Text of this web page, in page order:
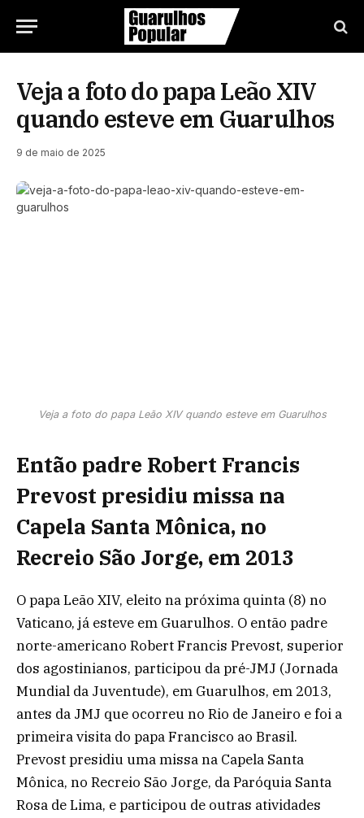
Veja a foto do papa Leão XIV
quando esteve em Guarulhos
9 de maio de 2025
Veja a foto do papa Leão XIV quando esteve em Guarulhos
Então padre Robert Francis
Prevost presidiu missa na
Capela Santa Mônica, no
Recreio São Jorge, em 2013
O papa Leão XIV, eleito na próxima quinta (8) no
Vaticano, já esteve em Guarulhos. O então padre
norte-americano Robert Francis Prevost, superior
dos agostinianos, participou da pré-JMJ (Jornada
Mundial da Juventude), em Guarulhos, em 2013,
antes da JMJ que ocorreu no Rio de Janeiro e foi a
primeira visita do papa Francisco ao Brasil.
Prevost presidiu uma missa na Capela Santa
Mônica, no Recreio São Jorge, da Paróquia Santa
Rosa de Lima, e participou de outras atividades